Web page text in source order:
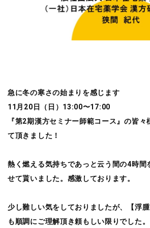
急に冬の寒さの始まりを感じます
11月20日（日）13:00〜17:00
『第2期漢方セミナー師範コース』の皆
て頂きました！
熱く燃える気持ちであっと云う間の4時間
せて貰いました。感激しております。
少し難しい気をしておりましたが、【浮
も順調にご理解頂き頼もしい限りでした。